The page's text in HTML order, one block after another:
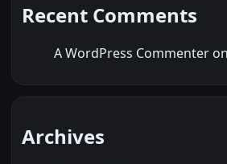
Recent Comments
A WordPress Commenter on
Archives